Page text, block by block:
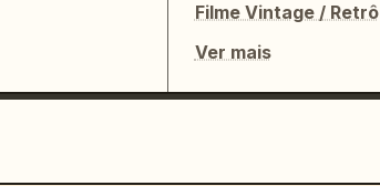
Filme Vintage / Retrô
Ver mais